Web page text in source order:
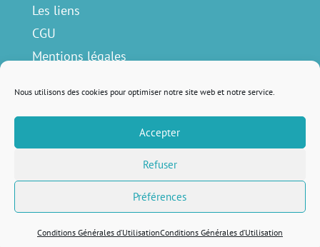
Nous utilisons des cookies pour optimiser notre site web et notre service.
Accepter
Refuser
Préférences
Conditions Générales d’UtilisationConditions Générales d’Utilisation
Les liens
CGU
Mentions légales
Remis au goût du jour avec♥ parLola Lattard